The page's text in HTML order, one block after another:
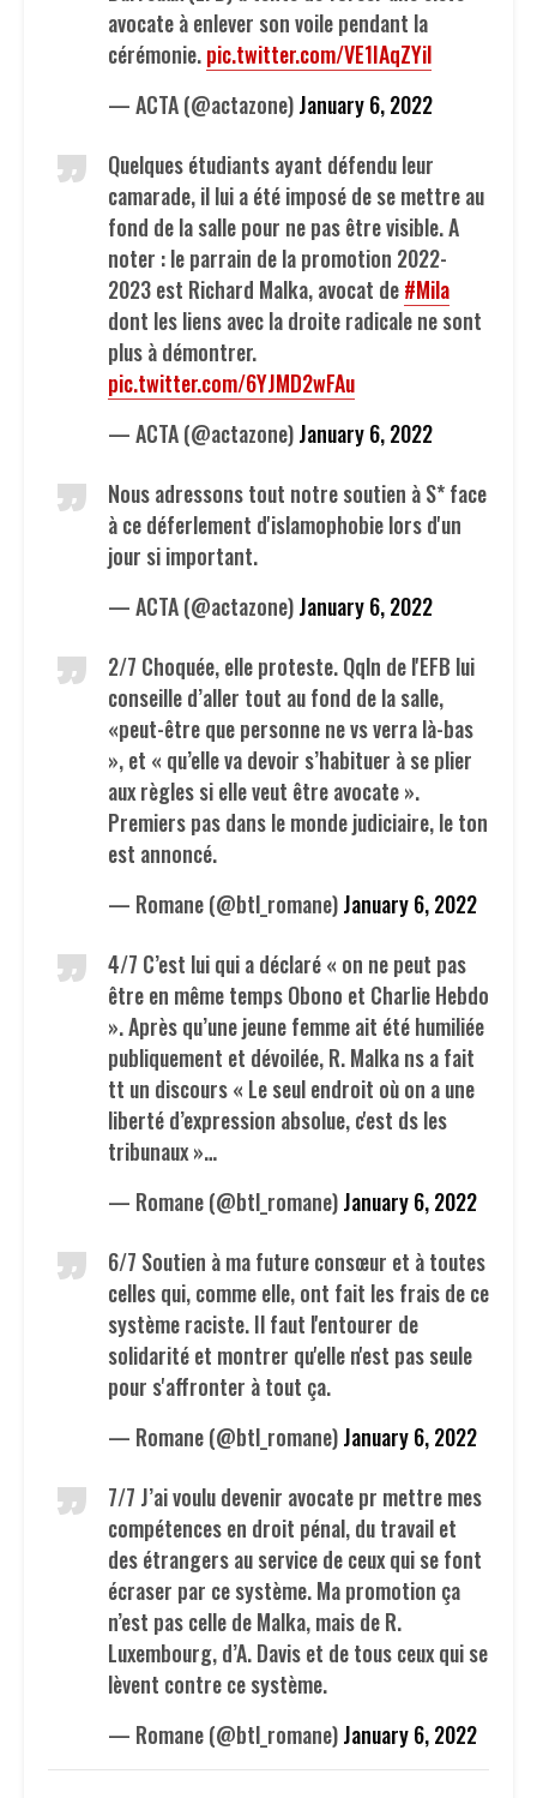
avocate à enlever son voile pendant la
cérémonie.pic.twitter.com/VE1IAqZYil
— ACTA (@actazone)January 6, 2022
Quelques étudiants ayant défendu leur
camarade, il lui a été imposé de se mettre au
fond de la salle pour ne pas être visible. A
noter : le parrain de la promotion 2022-
2023 est Richard Malka, avocat de#Mila
dont les liens avec la droite radicale ne sont
plus à démontrer.
pic.twitter.com/6YJMD2wFAu
— ACTA (@actazone)January 6, 2022
Nous adressons tout notre soutien à S* face
à ce déferlement d'islamophobie lors d'un
jour si important.
— ACTA (@actazone)January 6, 2022
2/7 Choquée, elle proteste. Qqln de l'EFB lui
conseille d’aller tout au fond de la salle,
«peut-être que personne ne vs verra là-bas
», et « qu’elle va devoir s’habituer à se plier
aux règles si elle veut être avocate ».
Premiers pas dans le monde judiciaire, le ton
est annoncé.
— Romane (@btl_romane)January 6, 2022
4/7 C’est lui qui a déclaré « on ne peut pas
être en même temps Obono et Charlie Hebdo
». Après qu’une jeune femme ait été humiliée
publiquement et dévoilée, R. Malka ns a fait
tt un discours « Le seul endroit où on a une
liberté d’expression absolue, c'est ds les
tribunaux »…
— Romane (@btl_romane)January 6, 2022
6/7 Soutien à ma future consœur et à toutes
celles qui, comme elle, ont fait les frais de ce
système raciste. Il faut l'entourer de
solidarité et montrer qu'elle n'est pas seule
pour s'affronter à tout ça.
— Romane (@btl_romane)January 6, 2022
7/7 J’ai voulu devenir avocate pr mettre mes
compétences en droit pénal, du travail et
des étrangers au service de ceux qui se font
écraser par ce système. Ma promotion ça
n’est pas celle de Malka, mais de R.
Luxembourg, d’A. Davis et de tous ceux qui se
lèvent contre ce système.
— Romane (@btl_romane)January 6, 2022